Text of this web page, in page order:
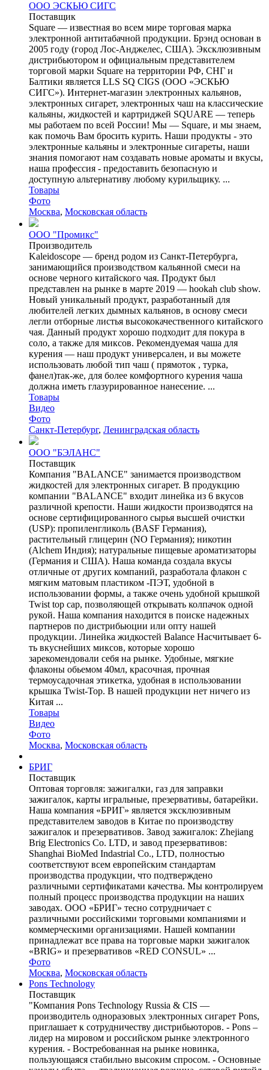
ООО ЭСКЬЮ СИГС
Поставщик
Square — известная во всем мире торговая марка
электронной антитабачной продукции. Брэнд основан в
2005 году (город Лос-Анджелес, США). Эксклюзивным
дистрибьютором и официальным представителем
торговой марки Square на территории РФ, СНГ и
Балтики является LLS SQ CIGS (ООО «ЭСКЬЮ
СИГС»). Интернет-магазин электронных кальянов,
электронных сигарет, электронных чаш на классические
кальяны, жидкостей и картриджей SQUARE — теперь
мы работаем по всей России! Мы — Square, и мы знаем,
как помочь Вам бросить курить. Наши продукты - это
электронные кальяны и электронные сигареты, наши
знания помогают нам создавать новые ароматы и вкусы,
наша профессия - предоставить безопасную и
доступную альтернативу любому курильщику. ...
Товары
Фото
Москва, Московская область
ООО "Промикс"
Производитель
Kaleidoscope — бренд родом из Санкт-Петербурга,
занимающийся производством кальянной смеси на
основе черного китайского чая. Продукт был
представлен на рынке в марте 2019 — hookah club show.
Новый уникальный продукт, разработанный для
любителей легких дымных кальянов, в основу смеси
легли отборные листья высококачественного китайского
чая. Данный продукт хорошо подходит для покура в
соло, а также для миксов. Рекомендуемая чаша для
курения — наш продукт универсален, и вы можете
использовать любой тип чаш ( прямоток , турка,
фанел)так-же, для более комфортного курения чаша
должна иметь глазурированное нанесение. ...
Товары
Видео
Фото
Санкт-Петербург, Ленинградская область
ООО "БЭЛАНС"
Поставщик
Компания "BALANCE" занимается производством
жидкостей для электронных сигарет. В продукцию
компании "BALANCE" входит линейка из 6 вкусов
различной крепости. Наши жидкости производятся на
основе сертифицированного сырья высшей очистки
(USP): пропиленгликоль (BАSF Германия),
растительный глицерин (NO Германия); никотин
(Alchem Индия); натуральные пищевые ароматизаторы
(Германия и США). Наша команда создала вкусы
отличные от других компаний, разработала флакон с
мягким матовым пластиком -ПЭТ, удобной в
использовании формы, а также очень удобной крышкой
Twist top cap, позволяющей открывать колпачок одной
рукой. Наша компания находится в поиске надежных
партнеров по дистрибьюции или опту нашей
продукции. Линейка жидкостей Balance Насчитывает 6-
ть вкуснейших миксов, которые хорошо
зарекомендовали себя на рынке. Удобные, мягкие
флаконы обьемом 40мл, красочная, прочная
термоусадочная этикетка, удобная в использовании
крышка Twist-Top. В нашей продукции нет ничего из
Китая ...
Товары
Видео
Фото
Москва, Московская область
БРИГ
Поставщик
Оптовая торговля: зажигалки, газ для заправки
зажигалок, карты игральные, презервативы, батарейки.
Наша компания «БРИГ» является эксклюзивным
представителем заводов в Китае по производству
зажигалок и презервативов. Завод зажигалок: Zhejiang
Brig Electronics Co. LTD, и завод презервативов:
Shanghai BioMed Indastrial Co., LTD, полностью
соответствуют всем европейским стандартам
производства продукции, что подтверждено
различными сертификатами качества. Мы контролируем
полный процесс производства продукции на наших
заводах. ООО «БРИГ» тесно сотрудничает с
различными российскими торговыми компаниями и
коммерческими организациями. Нашей компании
принадлежат все права на торговые марки зажигалок
«BRIG» и презервативов «RED CONSUL» ...
Фото
Москва, Московская область
Pons Technology
Поставщик
"Компания Pons Technology Russia & CIS —
производитель одноразовых электронных сигарет Pons,
приглашает к сотрудничеству дистрибьюторов. - Pons –
лидер на мировом и российском рынке электронного
курения. - Востребованная на рынке новинка,
пользующаяся стабильно высоким спросом. - Основные